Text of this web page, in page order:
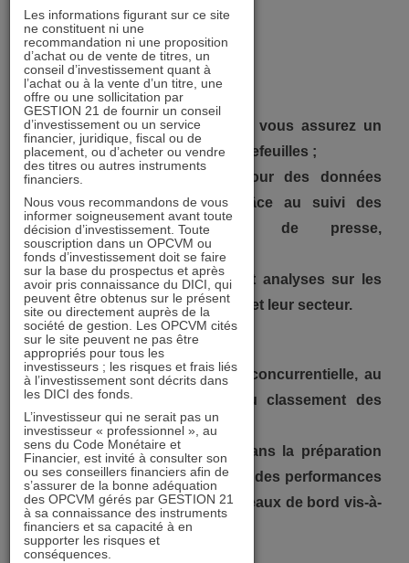
suivi des fonds.
Missions:
Analyse financière :
1/ Vous menez une analyse et vous assurez un
suivi des marchés selon les portefeuilles ;
2/ Vous assurez la mise à jour des données
quantitatives des sociétés grâce au suivi des
publications (communiqués de presse,
publications de résultats,…) ;
3/ Vous élaborez des études et analyses sur les
sociétés qui vous sont confiées et leur secteur.
Suivi de portefeuille :
1/ Vous procédez à une veille concurrentielle, au
suivi de la performance et du classement des
fonds ;
2/ Vous êtes partie prenante dans la préparation
des reportings clients, l’analyse des performances
et la mise à disposition des tableaux de bord vis-à-
vis de l’équipe dirigeante.
Les informations figurant sur ce site
ne constituent ni une
recommandation ni une proposition
d’achat ou de vente de titres, un
conseil d’investissement quant à
l’achat ou à la vente d’un titre, une
offre ou une sollicitation par
GESTION 21 de fournir un conseil
d’investissement ou un service
financier, juridique, fiscal ou de
placement, ou d’acheter ou vendre
des titres ou autres instruments
financiers.
Nous vous recommandons de vous
informer soigneusement avant toute
décision d’investissement. Toute
souscription dans un OPCVM ou
fonds d’investissement doit se faire
sur la base du prospectus et après
avoir pris connaissance du DICI, qui
peuvent être obtenus sur le présent
site ou directement auprès de la
société de gestion. Les OPCVM cités
sur le site peuvent ne pas être
appropriés pour tous les
investisseurs ; les risques et frais liés
à l’investissement sont décrits dans
les DICI des fonds.
L’investisseur qui ne serait pas un
investisseur « professionnel », au
sens du Code Monétaire et
Financier, est invité à consulter son
ou ses conseillers financiers afin de
s’assurer de la bonne adéquation
des OPCVM gérés par GESTION 21
à sa connaissance des instruments
financiers et sa capacité à en
supporter les risques et
conséquences.